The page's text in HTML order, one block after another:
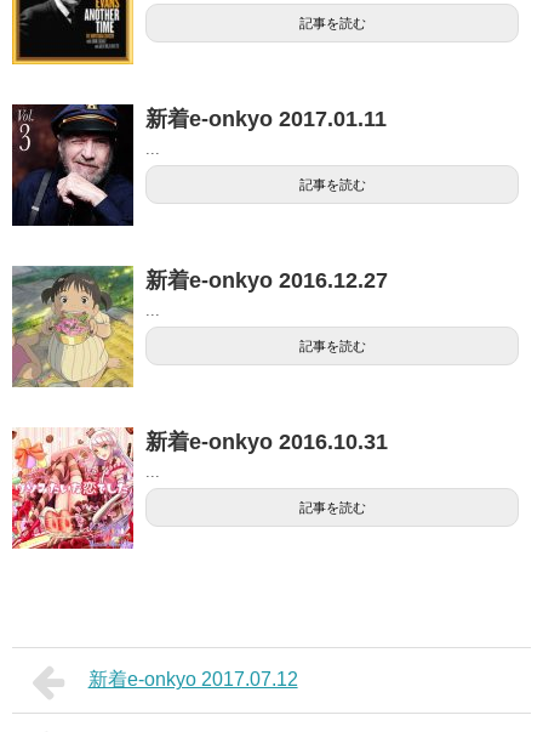
記事を読む
新着e-onkyo 2017.01.11
記事を読む
新着e-onkyo 2016.12.27
記事を読む
新着e-onkyo 2016.10.31
記事を読む
新着e-onkyo 2017.07.12